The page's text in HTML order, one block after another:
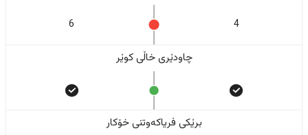
4
6
چاودێری خاڵی کوێر
برێکی فریاکەوتنی خۆکار